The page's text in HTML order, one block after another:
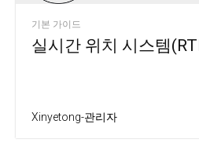
기본 가이드
실시간 위치 시스템
Xinyetong-관리자